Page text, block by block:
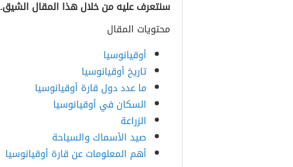
سنتعرف عليه من خلال هذا المقال الشيق.
محتويات المقال
أوقيانوسيا
تاريخ أوقيانوسيا
ما عدد دول قارة أوقيانوسيا
السكان في أوقيانوسيا
الزراعة
صيد الأسماك والسياحة
أهم المعلومات عن قارة أوقيانوسيا